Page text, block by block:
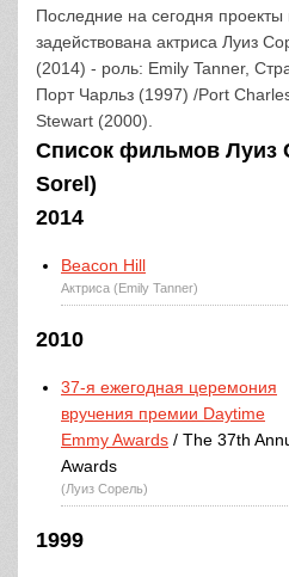
Последние на сегодня
задействована актриса Луиз
(2014) - роль: Emily Tanner,
Порт Чарльз (1997) /Port
Stewart (2000).
Список фильмов Луиз
Sorel)
2014
Beacon Hill
Актриса (Emily Tanner)
2010
37-я ежегодная церемония
вручения премии Daytime
Emmy Awards / The 37th
Awards
(Луиз Сорель)
1999